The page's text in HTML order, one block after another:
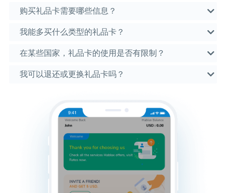
购买礼品卡需要哪些信息？
我能多买什么类型的礼品卡？
在某些国家，礼品卡的使用是否有限制？
我可以退还或更换礼品卡吗？